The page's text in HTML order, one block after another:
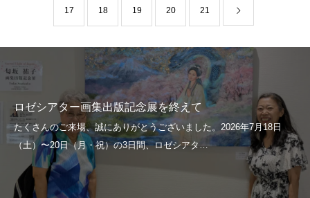
17 18 19 20 21
ロゼシアター画集出版記念展を終えて